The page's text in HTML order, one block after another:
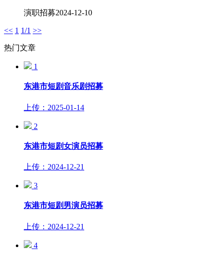
演职招募2024-12-10
<< 1 1/1 >>
热门文章
1
东港市短剧音乐剧招募
上传：2025-01-14
2
东港市短剧女演员招募
上传：2024-12-21
3
东港市短剧男演员招募
上传：2024-12-21
4